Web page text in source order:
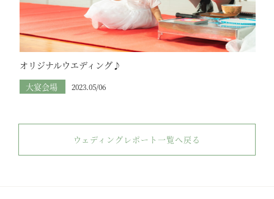
オリジナルウエディング♪
大宴会場 2023.05/06
ウェディングレポート一覧へ戻る